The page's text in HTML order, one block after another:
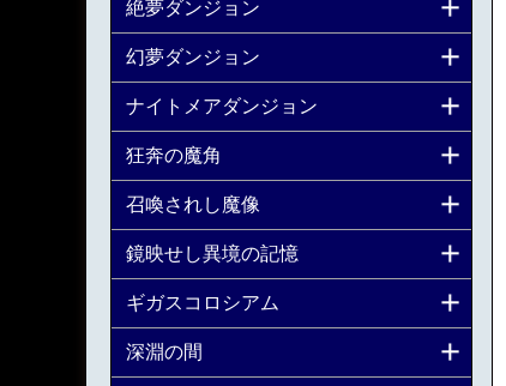
絶夢ダンジョン
幻夢ダンジョン
ナイトメアダンジョン
狂奔の魔角
召喚されし魔像
鏡映せし異境の記憶
ギガスコロシアム
深淵の間